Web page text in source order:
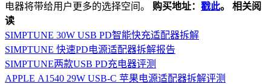
电器将带给用户更多的选择空间。 购买地址： 戳此。
相关阅
读
SIMPTUNE 30W USB PD智能快充适配器拆解
SIMPTUNE 快速PD电源适配器拆解报告
SIMPTUNE两款USB PD充电器评测
APPLE A1540 29W USB-C 苹果电源适配器拆解评测